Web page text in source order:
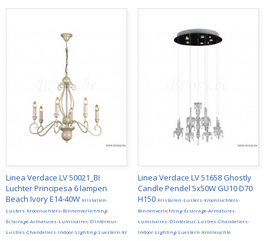
Linea Verdace LV 50021_BI
Luchter Principesa 6 lampen
Beach Ivory E14-40W Kristallen-
Lusters-Kroonluchters-Binnenverlichting-
Éclairage-Armatures-Luminaires-D'intérieur-
Lustres-Chandeliers-Indoor-Lighting-Luestern-Kr
Linea Verdace LV 51658 Ghostly
Candle Pendel 5x50W GU10 D70
H150 Kristallen-Lusters-Kroonluchters-
Binnenverlichting-Éclairage-Armatures-
Luminaires-D'intérieur-Lustres-Chandeliers-
Indoor-Lighting-Luestern-Kronleuchte